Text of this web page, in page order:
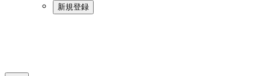
新規登録